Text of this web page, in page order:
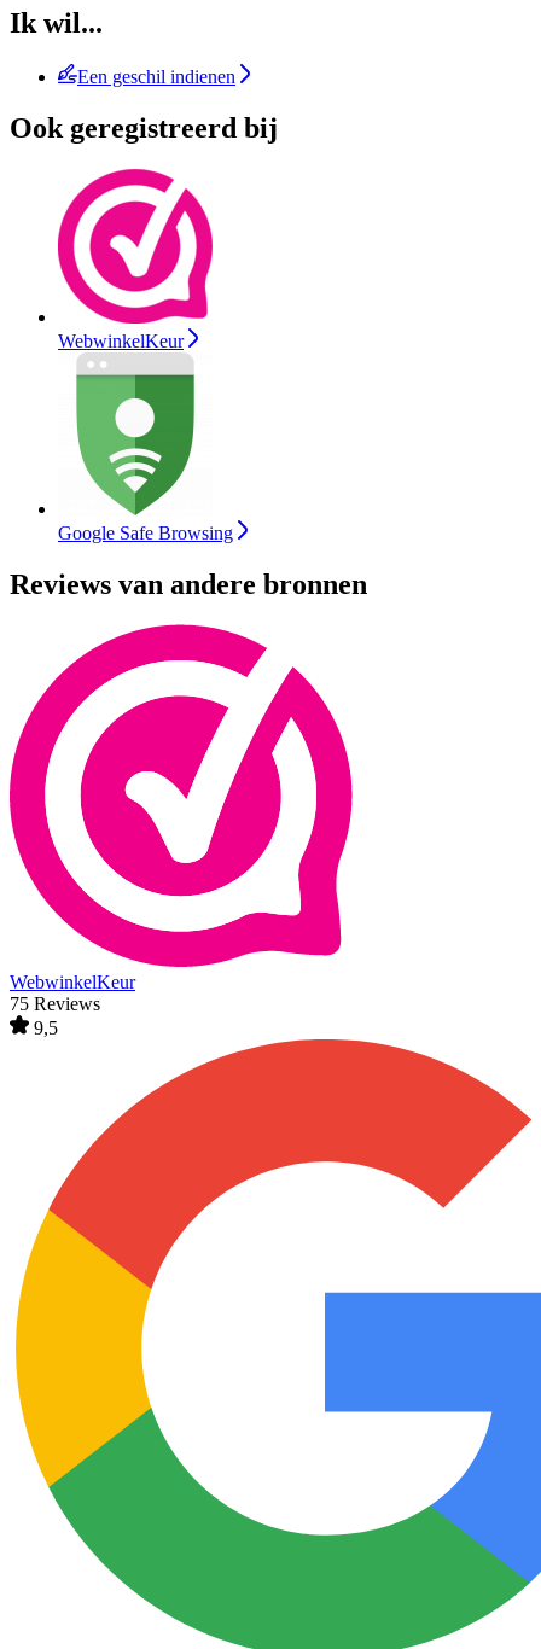
Ik wil...
Een geschil indienen
Ook geregistreerd bij
WebwinkelKeur
Google Safe Browsing
Reviews van andere bronnen
WebwinkelKeur
75 Reviews
9,5